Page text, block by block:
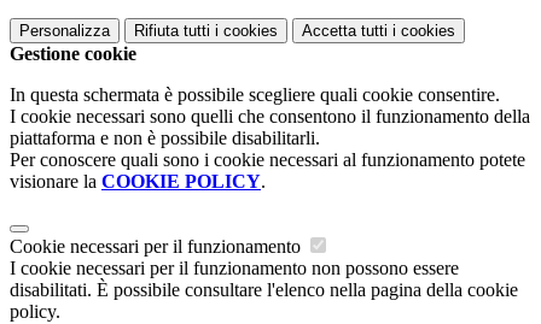
Personalizza Rifiuta tutti i cookies Accetta tutti i cookies
Gestione cookie
In questa schermata è possibile scegliere quali cookie consentire.
I cookie necessari sono quelli che consentono il funzionamento della
piattaforma e non è possibile disabilitarli.
Per conoscere quali sono i cookie necessari al funzionamento potete
visionare la COOKIE POLICY.
Cookie necessari per il funzionamento
I cookie necessari per il funzionamento non possono essere
disabilitati. È possibile consultare l'elenco nella pagina della cookie
policy.